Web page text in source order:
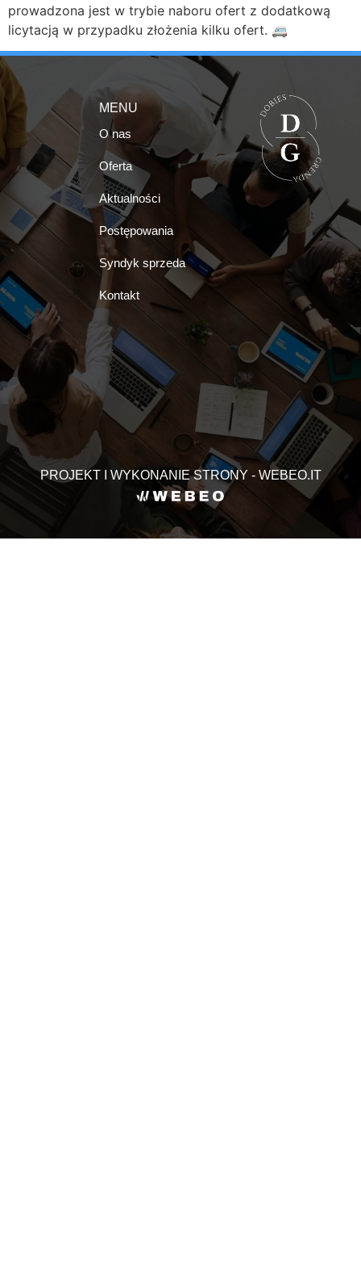
prowadzona jest w trybie naboru ofert z dodatkową
licytacją w przypadku złożenia kilku ofert. 🚐
MENU
O nas
Oferta
Aktualności
Postępowania
Syndyk sprzeda
Kontakt
PROJEKT I WYKONANIE STRONY - WEBEO.IT